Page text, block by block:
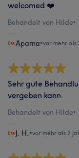
welcomed ❤️
Behandelt von Hilde•
Aparna•vor mehr als
Sehr gute
vergeben kann.
Behandelt von Hilde•
J. H. •vor mehr als 2